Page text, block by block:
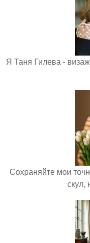
Я Таня Гилева -
Сохраняйте мои
скул,